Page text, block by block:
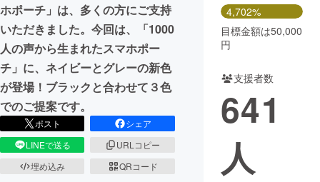
ホポーチ」は、多くの方にご支持
いただきました。今回は、「1000
人の声から生まれたスマホポー
チ」に、ネイビーとグレーの新色
が登場！ブラックと合わせて３色
でのご提案です。
ポスト
シェア
LINEで送る
URLコピー
埋め込み
QRコード
4,702%
目標金額は50,000
円
支援者数
641
人